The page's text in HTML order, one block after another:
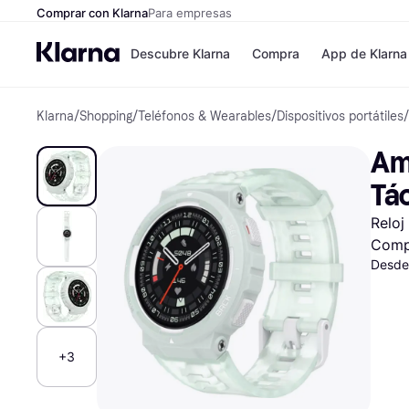
Comprar con KlarnaPara empresas
Descubre Klarna
Formas de
Paga en 3 plazos
Paga en 30 días
Financiación
Klarna en Apple
Compra
Tiendas
Zalando
JD Sports
Directorio de
App de Klarna
Klarna/Shopping/Teléfonos & Wearables/Dispositivos portátiles/
+3